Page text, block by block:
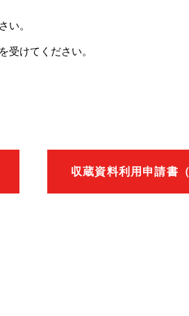
い。
けてください。
収蔵資料利用申請書